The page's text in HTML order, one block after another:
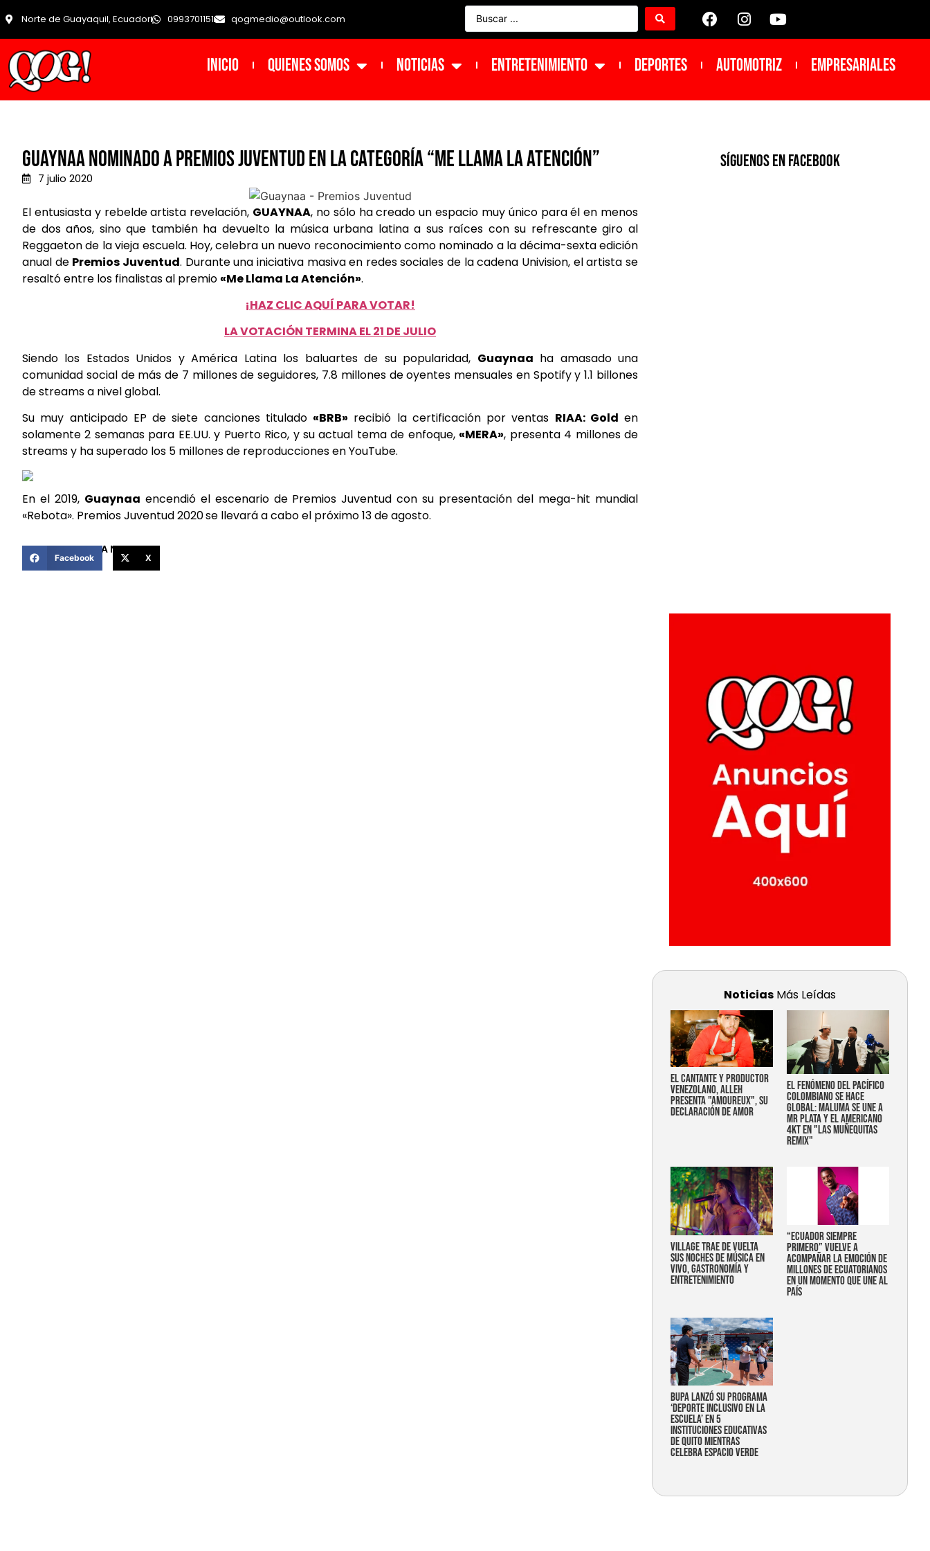
Norte de Guayaquil, Ecuador 0993701151 qogmedio@outlook.com
INICIO Quienes Somos NOTICIAS ENTRETENIMIENTO DEPORTES Automotriz Empresariales
Guaynaa nominado a Premios Juventud en la categoría “Me Llama La Atención”
7 julio 2020
El entusiasta y rebelde artista revelación, GUAYNAA, no sólo ha creado un espacio muy único para él en menos
de dos años, sino que también ha devuelto la música urbana latina a sus raíces con su refrescante giro al
Reggaeton de la vieja escuela. Hoy, celebra un nuevo reconocimiento como nominado a la décima-sexta edición
anual de Premios Juventud. Durante una iniciativa masiva en redes sociales de la cadena Univision, el artista se
resaltó entre los finalistas al premio «Me Llama La Atención».
¡HAZ CLIC AQUÍ PARA VOTAR!
LA VOTACIÓN TERMINA EL 21 DE JULIO
Siendo los Estados Unidos y América Latina los baluartes de su popularidad, Guaynaa ha amasado una
comunidad social de más de 7 millones de seguidores, 7.8 millones de oyentes mensuales en Spotify y 1.1 billones
de streams a nivel global.
Su muy anticipado EP de siete canciones titulado «BRB» recibió la certificación por ventas RIAA: Gold en
solamente 2 semanas para EE.UU. y Puerto Rico, y su actual tema de enfoque, «MERA», presenta 4 millones de
streams y ha superado los 5 millones de reproducciones en YouTube.
En el 2019, Guaynaa encendió el escenario de Premios Juventud con su presentación del mega-hit mundial
«Rebota». Premios Juventud 2020se llevará a cabo el próximo 13 de agosto.
COMPARTIR ESTA NOTICIA
Facebook X
SíGUENOS EN FACEBOOK
Noticias Más Leídas
EL CANTANTE Y PRODUCTOR
VENEZOLANO, ALLEH
PRESENTA "AMOUREUX", SU
DECLARACIÓN DE AMOR
EL FENÓMENO DEL PACÍFICO
COLOMBIANO SE HACE
GLOBAL: MALUMA SE UNE A
MR PLATA Y EL AMERICANO
4KT EN "LAS MUÑEQUITAS
REMIX"
Village trae de vuelta
sus noches de música en
vivo, gastronomía y
entretenimiento
“Ecuador siempre
primero” vuelve a
acompañar la emoción de
millones de ecuatorianos
en un momento que une al
país
Bupa lanzó su programa
‘Deporte Inclusivo en la
Escuela’ en 5
instituciones educativas
de Quito mientras
celebra espacio verde